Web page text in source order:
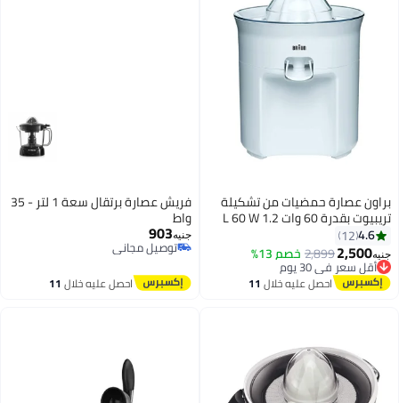
براون عصارة حمضيات من تشكيلة
تريبيوت بقدرة 60 وات 1.2 L 60 W
CJ3050 أبيض
4.6
12
جنيه2,500
2,899خصم 13% أقل سعر في 30 يوم
توصيل مجاني
أقل سعر في 30 يوماحصل عليه خلال 11
فريش عصارة برتقال سعة 1 لتر - 35
واط
جنيه903
توصيل مجاني
توصيل مجاني
احصل عليه خلال 11